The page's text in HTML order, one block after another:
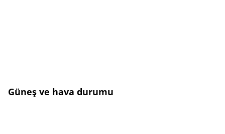
Güneş ve hava durumu